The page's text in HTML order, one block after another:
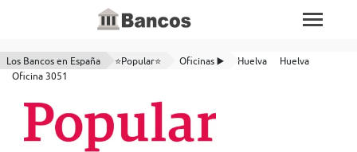
Los Bancos en España ⭐Popular⭐ Oficinas ▶️ Huelva
Huelva
Oficina 3051